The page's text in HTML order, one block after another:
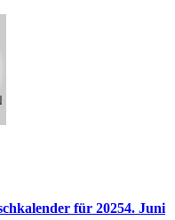
für 20254. Juni